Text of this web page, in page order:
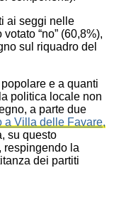
ai seggi nelle
“no” (60,8%),
sul riquadro del
e a quanti
politica locale non
a parte due
a Villa delle Favare,
su questo
respingendo la
dei partiti